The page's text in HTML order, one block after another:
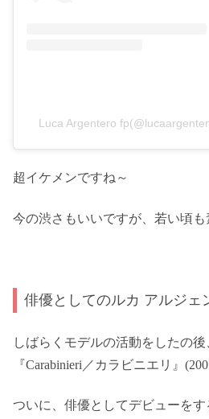
Luca Argentero
超イケメンですね～
今の渋さもいいですが、若い頃も
俳優としてのルカ アルジェ
しばらくモデルの活動をしたの
『Carabinieri／カラビニエリ』
ついに、俳優としてデビューをす